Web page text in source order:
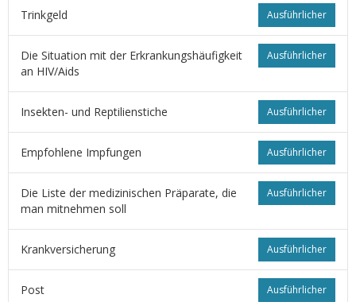
Ausführlicher
Trinkgeld
Ausführlicher
Die Situation mit der Erkrankungshäufigkeit
an HIV/Aids
Ausführlicher
Insekten- und Reptilienstiche
Ausführlicher
Empfohlene Impfungen
Ausführlicher
Die Liste der medizinischen Präparate, die
man mitnehmen soll
Ausführlicher
Krankversicherung
Ausführlicher
Post